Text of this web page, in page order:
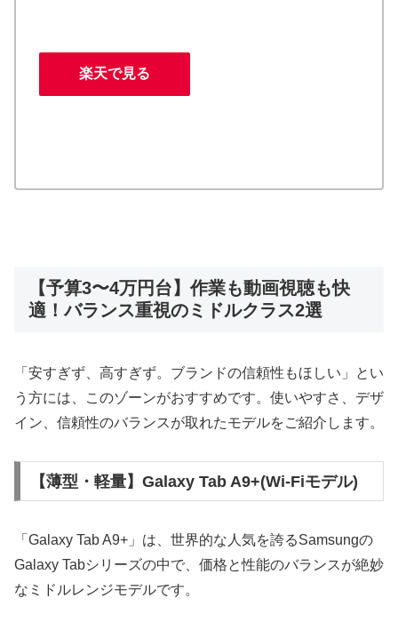
楽天で見る
【予算3〜4万円台】作業も動画視聴も快
適！バランス重視のミドルクラス2選
「安すぎず、高すぎず。ブランドの信頼性もほしい」とい
う方には、このゾーンがおすすめです。使いやすさ、デザ
イン、信頼性のバランスが取れたモデルをご紹介します。
【薄型・軽量】Galaxy Tab A9+(Wi-Fiモデル)
「Galaxy Tab A9+」は、世界的な人気を誇るSamsungの
Galaxy Tabシリーズの中で、価格と性能のバランスが絶妙
なミドルレンジモデルです。